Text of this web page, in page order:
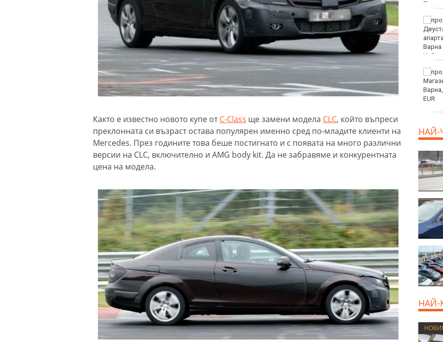
Както е известно новото купе отC-Class ще замени модела CLC, който въпреси
преклонната си възраст остава популярен именно сред по-младите клиенти на
Mercedes. През годините това беше постигнато и с появата на много различни
версии на CLC, включително и AMG body kit. Да не забравяме и конкурентната
цена на модела.
Тъжна вест! Почина
голямо име в
медицината
долара за унция
НАЙ-
НАЙ-